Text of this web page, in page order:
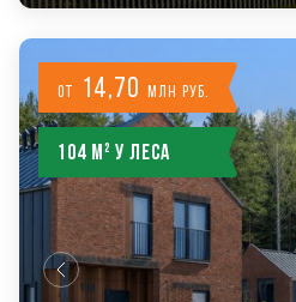
от 14,70 млн руб.
104 м² у леса